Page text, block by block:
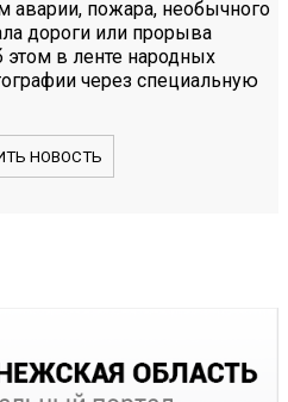
аварии, пожара, необычного
дороги или прорыва
этом в ленте народных
через специальную
НОВОСТЬ